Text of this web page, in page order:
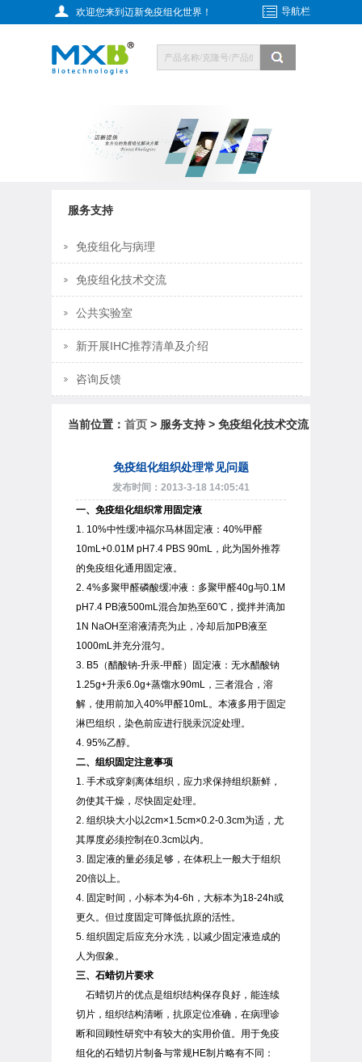
欢迎您来到迈新免疫组化世界！ 导航栏
服务支持
免疫组化与病理
免疫组化技术交流
公共实验室
新开展IHC推荐清单及介绍
咨询反馈
当前位置： 首页 > 服务支持 > 免疫组化技术交流
免疫组化组织处理常见问题
发布时间：2013-3-18 14:05:41
一、免疫组化组织常用固定液
1. 10%中性缓冲福尔马林固定液：40%甲醛
10mL+0.01M pH7.4 PBS 90mL，此为国外推荐
的免疫组化通用固定液。
2. 4%多聚甲醛磷酸缓冲液：多聚甲醛40g与0.1M
pH7.4 PB液500mL混合加热至60℃，搅拌并滴加
1N NaOH至溶液清亮为止，冷却后加PB液至
1000mL并充分混匀。
3. B5（醋酸钠-升汞-甲醛）固定液：无水醋酸钠
1.25g+升汞6.0g+蒸馏水90mL，三者混合，溶
解，使用前加入40%甲醛10mL。本液多用于固定
淋巴组织，染色前应进行脱汞沉淀处理。
4. 95%乙醇。
二、组织固定注意事项
1. 手术或穿刺离体组织，应力求保持组织新鲜，
勿使其干燥，尽快固定处理。
2. 组织块大小以2cm×1.5cm×0.2-0.3cm为适，尤
其厚度必须控制在0.3cm以内。
3. 固定液的量必须足够，在体积上一般大于组织
20倍以上。
4. 固定时间，小标本为4-6h，大标本为18-24h或
更久。但过度固定可降低抗原的活性。
5. 组织固定后应充分水洗，以减少固定液造成的
人为假象。
三、石蜡切片要求
石蜡切片的优点是组织结构保存良好，能连续
切片，组织结构清晰，抗原定位准确，在病理诊
断和回顾性研究中有较大的实用价值。用于免疫
组化的石蜡切片制备与常规HE制片略有不同：